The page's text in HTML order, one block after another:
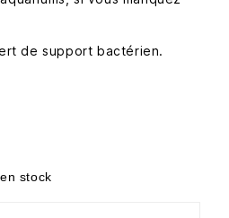
de support bactérien.
stock